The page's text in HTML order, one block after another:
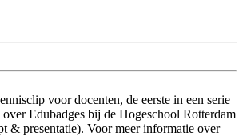
voor docenten, de eerste in een serie
Edubadges bij de Hogeschool Rotterdam
& presentatie). Voor meer informatie over